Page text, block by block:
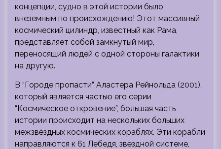
концепции, судно в этой истории было
внеземным по происхождению! Этот массивный
космический цилиндр, известный как Рама,
представляет собой замкнутый мир,
переносящий людей с одной стороны галактики
на другую.
В “Городе пропасти” Аластера Рейнольда (2001),
который является частью его серии
“Космическое откровение”, большая часть
истории происходит на нескольких больших
межзвёздных космических кораблях. Эти корабли
направляются к 61 Лебедя, звёздной системе,